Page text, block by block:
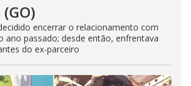
encerrar o relacionamento com
ano passado; desde então, enfrentava
do ex-parceiro